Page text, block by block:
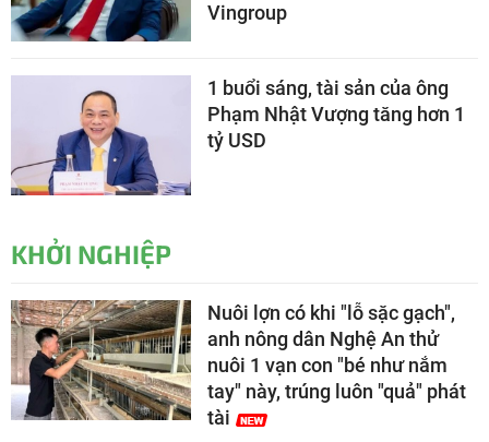
Vingroup
1 buổi sáng, tài sản của ông
Phạm Nhật Vượng tăng hơn 1
tỷ USD
KHỞI NGHIỆP
Nuôi lợn có khi "lỗ sặc gạch",
anh nông dân Nghệ An thử
nuôi 1 vạn con "bé như nắm
tay" này, trúng luôn "quả" phát
tài